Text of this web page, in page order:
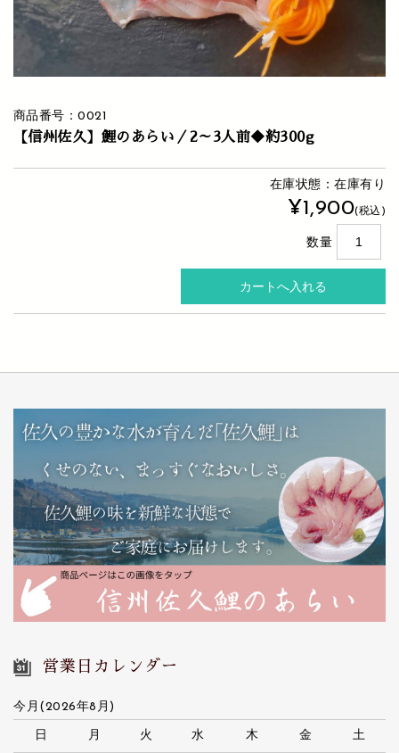
商品番号：0021
【信州佐久】鯉のあらい／2～3人前◆約300g
在庫状態：在庫有り
¥1,900(税込)
数量
営業日カレンダー
今月(2026年8月)
日 月 火 水 木 金 土